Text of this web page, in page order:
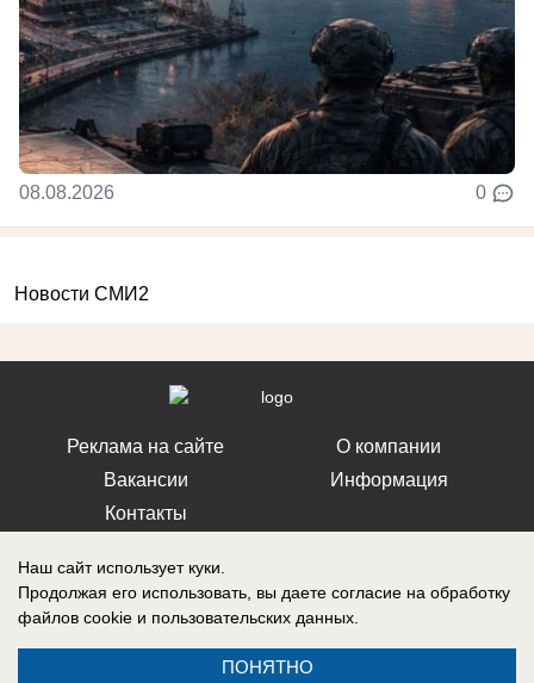
08.08.2026 0
Новости СМИ2
Реклама на сайте
Вакансии
Контакты
О компании
Информация
технологий и массовых коммуникаций (Роскомнадзор) 19 июля 2019 г.
Наш сайт использует куки.
Продолжая его использовать, вы даете согласие на обработку
файлов cookie и пользовательских данных.
ПОНЯТНО